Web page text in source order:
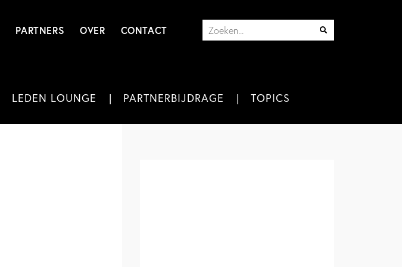
PARTNERS OVER CONTACT
LEDEN LOUNGE PARTNERBIJDRAGE TOPICS